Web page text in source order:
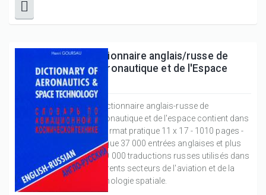
Dictionnaire anglais/russe de
l'Aéronautique et de l'Espace
Le dictionnaire anglais-russe de
l'aéronautique et de l'espace contient dans
un format pratique 11 x 17 - 1010 pages -
quelque 37 000 entrées anglaises et plus
de 60 000 traductions russes utilisés dans
différents secteurs de l'aviation et de la
technologie spatiale.